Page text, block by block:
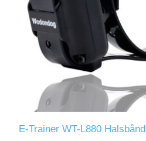
E-Trainer WT-L880 Halsbånd